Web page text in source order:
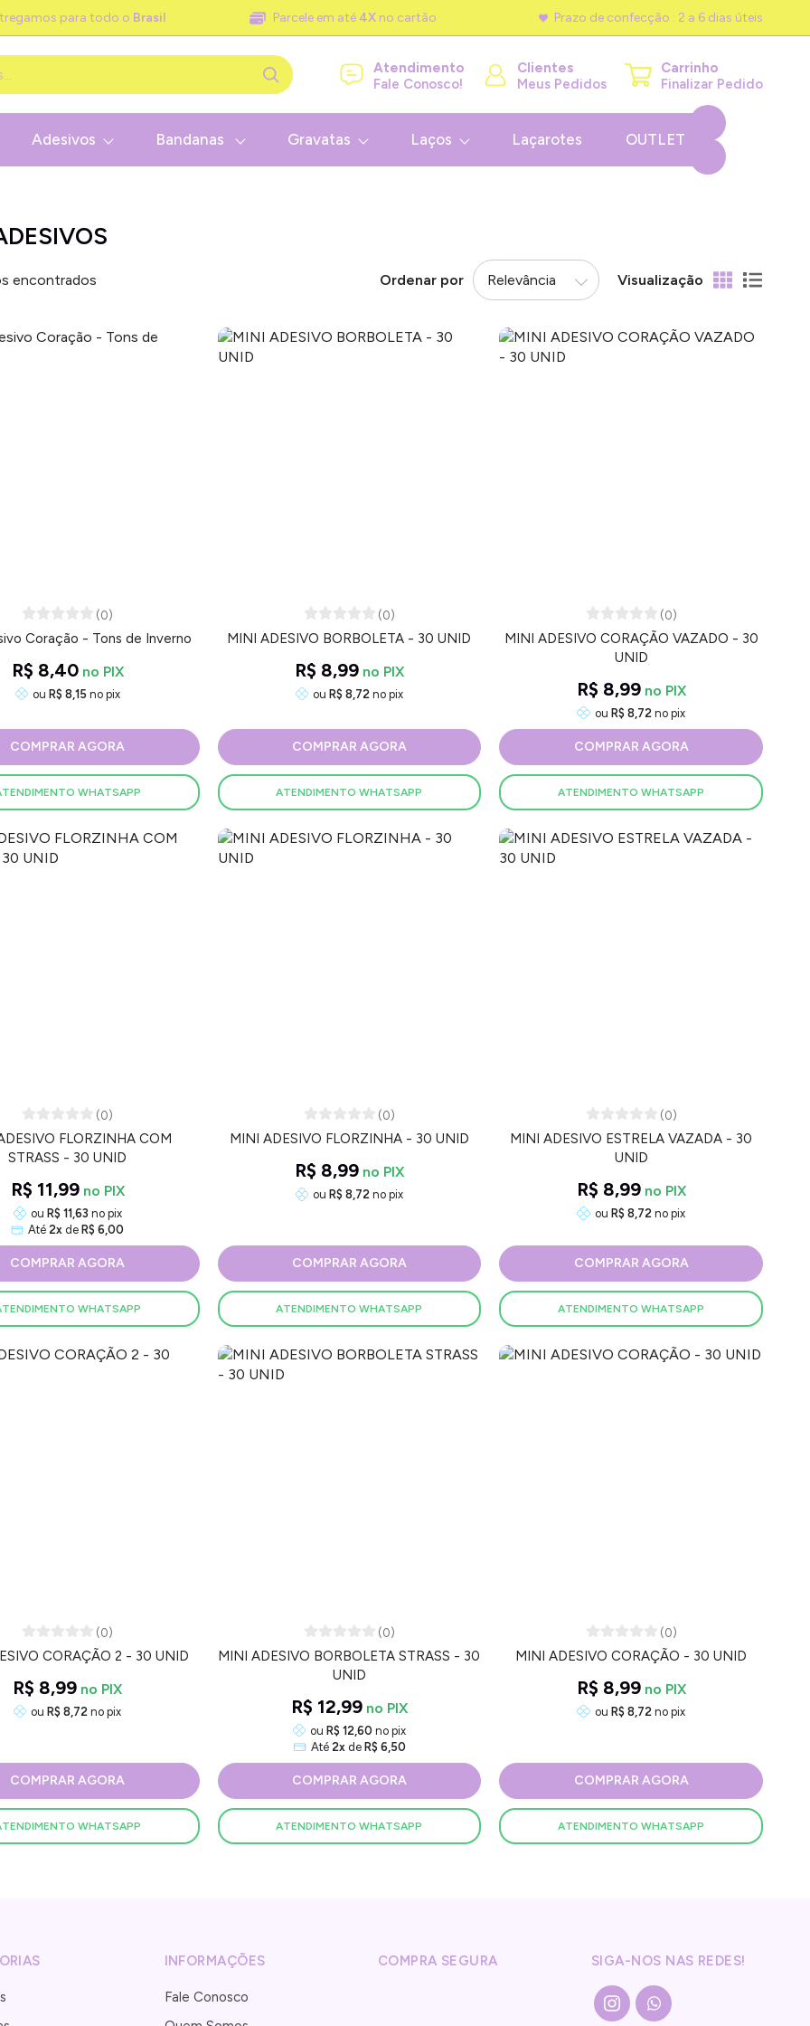
para todo o Brasil Parcele em até 4X no cartão Prazo de confecção : 2 a 6 dias úteis
Atendimento
Fale Conosco!
Clientes
Meus Pedidos
Carrinho
Finalizar Pedido
Adesivos Bandanas Gravatas Laços Laçarotes OUTLET
encontrados Ordenar por Visualização
(0)
Coração - Tons de Inverno
R$ 8,40
ou R$ 8,15 no pix
COMPRAR AGORA
WHATSAPP
(0)
MINI ADESIVO BORBOLETA - 30 UNID
R$ 8,99
ouR$ 8,72 no pix
COMPRAR AGORA
ATENDIMENTO WHATSAPP
(0)
MINI ADESIVO CORAÇÃO VAZADO - 30
UNID
R$ 8,99
ou R$ 8,72 no pix
COMPRAR AGORA
ATENDIMENTO WHATSAPP
(0)
FLORZINHA COM
STRASS - 30 UNID
R$ 11,99
ou R$ 11,63 no pix
Até2x de R$ 6,00
COMPRAR AGORA
WHATSAPP
(0)
MINI ADESIVO FLORZINHA - 30 UNID
R$ 8,99
ou R$ 8,72 no pix
COMPRAR AGORA
ATENDIMENTO WHATSAPP
(0)
MINI ADESIVO ESTRELA VAZADA - 30
UNID
R$ 8,99
ou R$ 8,72no pix
COMPRAR AGORA
ATENDIMENTO WHATSAPP
(0)
CORAÇÃO 2 - 30 UNID
R$ 8,99
ou R$ 8,72 no pix
COMPRAR AGORA
WHATSAPP
(0)
MINI ADESIVO BORBOLETA STRASS - 30
UNID
R$ 12,99
ou R$ 12,60 no pix
Até 2xde R$ 6,50
COMPRAR AGORA
ATENDIMENTO WHATSAPP
(0)
MINI ADESIVO CORAÇÃO - 30 UNID
R$ 8,99
ou R$ 8,72 no pix
COMPRAR AGORA
ATENDIMENTO WHATSAPP
INFORMAÇÕES
Fale Conosco
COMPRA SEGURA SIGA-NOS NAS REDES!